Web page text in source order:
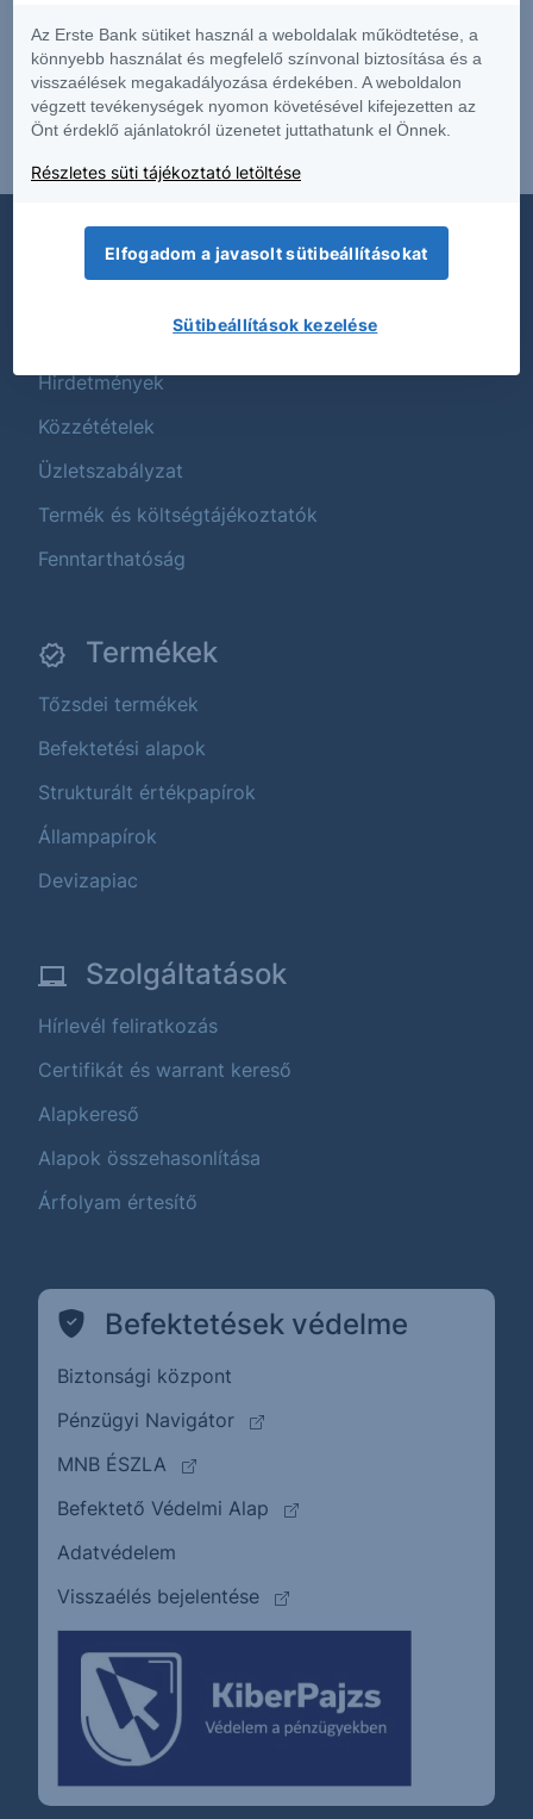
Citi Protect Express OneStar Insurance EUR 23-26 -
Dokumentumok
Hirdetmények
Közzétételek
Üzletszabályzat
Termék és költségtájékoztatók
Fenntarthatóság
Termékek
Tőzsdei termékek
Befektetési alapok
Strukturált értékpapírok
Állampapírok
Devizapiac
Szolgáltatások
Hírlevél feliratkozás
Certifikát és warrant kereső
Alapkereső
Alapok összehasonlítása
Árfolyam értesítő
Befektetések védelme
Biztonsági központ
Pénzügyi Navigátor
(külső oldalra ugrik)
MNB ÉSZLA
(külső oldalra ugrik)
Befektető Védelmi Alap
(külső oldalra ugrik)
Adatvédelem
Visszaélés bejelentése
(külső oldalra ugrik)
Az Erste Bank sütiket használ a weboldalak működtetése, a
könnyebb használat és megfelelő színvonal biztosítása és a
visszaélések megakadályozása érdekében. A weboldalon
végzett tevékenységek nyomon követésével kifejezetten az
Önt érdeklő ajánlatokról üzenetet juttathatunk el Önnek.
Részletes süti tájékoztató letöltése
Elfogadom a javasolt sütibeállításokat
Sütibeállítások kezelése